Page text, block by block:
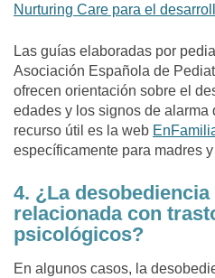
Nurturing Care para el
Las guías elaboradas por
Asociación Española de
ofrecen orientación sobre el
edades y los signos de alarma
recurso útil es la web
específicamente para madres
4. ¿La
relacionada con
psicológicos?
En algunos casos, la